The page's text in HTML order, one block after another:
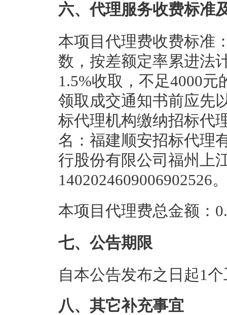
六、代理服务收费标准
本项目代理费收费标准
数，按差额定率累进法
1.5%收取，不足4000
领取成交通知书前应先
标代理机构缴纳招标代
名：福建顺安招标代理
行股份有限公司福州上
1402024609006902526
本项目代理费总金额：
七、公告期限
自本公告发布之日起1
八、其它补充事宜